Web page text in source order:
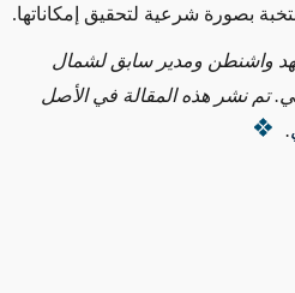
بصورة شرعية لتحقيق إمكاناتها.
واشنطن ومدير سابق لشمال
تم نشر هذه المقالة في الأصل
.